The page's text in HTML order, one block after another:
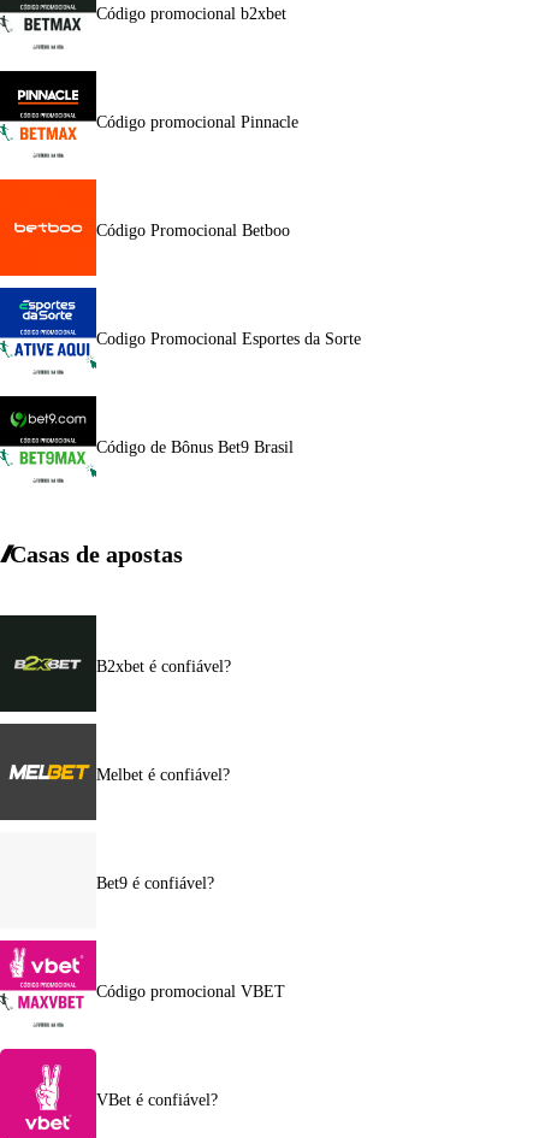
Código promocional b2xbet
Código promocional Pinnacle
Código Promocional Betboo
Codigo Promocional Esportes da Sorte
Código de Bônus Bet9 Brasil
Casas de apostas
B2xbet é confiável?
Melbet é confiável?
Bet9 é confiável?
Código promocional VBET
VBet é confiável?